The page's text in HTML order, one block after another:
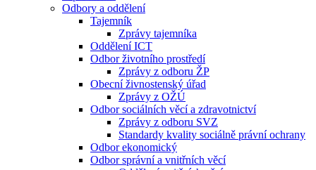
Odbory a oddělení
Tajemník
Zprávy tajemníka
Oddělení ICT
Odbor životního prostředí
Zprávy z odboru ŽP
Obecní živnostenský úřad
Zprávy z OŽÚ
Odbor sociálních věcí a zdravotnictví
Zprávy z odboru SVZ
Standardy kvality sociálně právní ochrany
Odbor ekonomický
Odbor správní a vnitřních věcí